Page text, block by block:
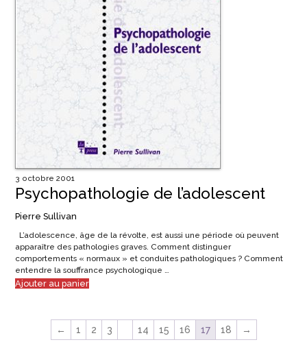
3 octobre 2001
Psychopathologie de l’adolescent
Pierre Sullivan
L’adolescence, âge de la révolte, est aussi une période où peuvent
apparaître des pathologies graves. Comment distinguer
comportements « normaux » et conduites pathologiques ? Comment
entendre la souffrance psychologique …
Ajouter au panier
← 1 2 3 14 15 16 17 18 →